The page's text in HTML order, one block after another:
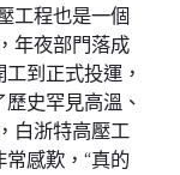
工程也是一個
年夜部門落成
到正式投運，
史罕見高溫、
白浙特高壓工
感歎，“真的